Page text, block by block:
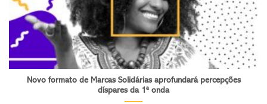
Novo formato de Marcas Solidárias aprofundará percepções
díspares da 1ª onda